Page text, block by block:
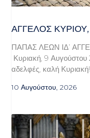
ΆΓΓΕΛΟΣ
ΠΑΠΑΣ ΛΕΩΝ ΙΔ’
Κυριακή, 9
αδελφές, καλή
10 Αυγούστου, 2026